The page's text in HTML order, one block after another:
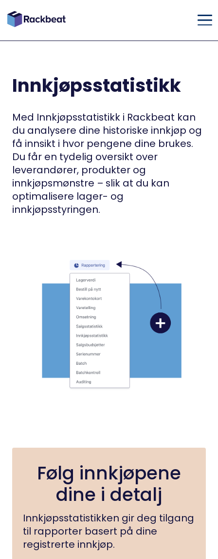
Innkjøpsstatistikk
Med Innkjøpsstatistikk i Rackbeat kan
du analysere dine historiske innkjøp og
få innsikt i hvor pengene dine brukes.
Du får en tydelig oversikt over
leverandører, produkter og
innkjøpsmønstre – slik at du kan
optimalisere lager- og
innkjøpsstyringen.
Følg innkjøpene
dine i detalj
Innkjøpsstatistikken gir deg tilgang
til rapporter basert på dine
registrerte innkjøp.